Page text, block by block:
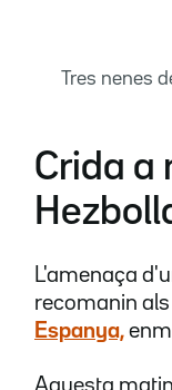
Tres nenes
Crida a
L'amenaça
recomanin
Espanya,
Aquesta